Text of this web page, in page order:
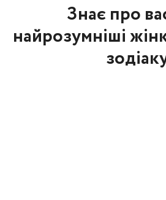
Знає про
найрозумніші